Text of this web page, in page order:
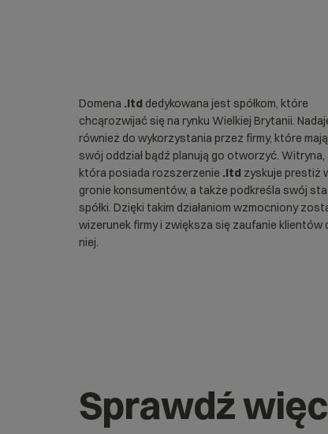
Domena .ltd dedykowana jest spółkom, które
chcąrozwijać się na rynku Wielkiej Brytanii.
również do wykorzystania przez firmy, które
swój oddział bądź planują go otworzyć. Witryna,
która posiada rozszerzenie .ltd zyskuje prestiż
gronie konsumentów, a także podkreśla swój
spółki. Dzięki takim działaniom wzmocniony
wizerunek firmy i zwiększa się zaufanie klientów
niej.
Sprawdź